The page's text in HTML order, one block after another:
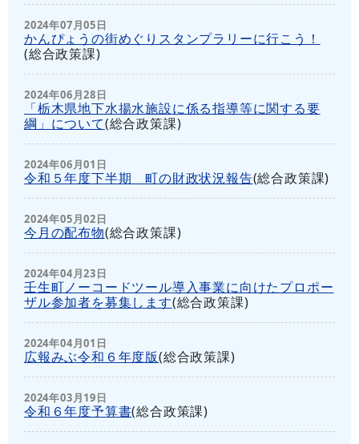
2024年07月05日
かんぴょうの街めぐりスタンプラリーに行こう！
(総合政策課)
2024年06月28日
「栃木県地下水揚水施設に係る指導等に関する要
綱」について(総合政策課)
2024年06月01日
令和５年度下半期 町の財政状況報告(総合政策課)
2024年05月02日
今月の配布物(総合政策課)
2024年04月23日
壬生町ノーコードツール導入事業に向けたプロポー
ザル参加者を募集します(総合政策課)
2024年04月01日
広報みぶ令和６年度版(総合政策課)
2024年03月19日
令和６年度予算書(総合政策課)